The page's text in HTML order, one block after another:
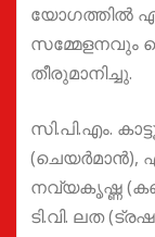
യോഗത്തിൽ
സമ്മേളനവും
തീരുമാനിച്ചു.
സി.പി.എം.
(ചെയർമാൻ),
നവ്യകൃഷ്ണ
ടി.വി. ലത